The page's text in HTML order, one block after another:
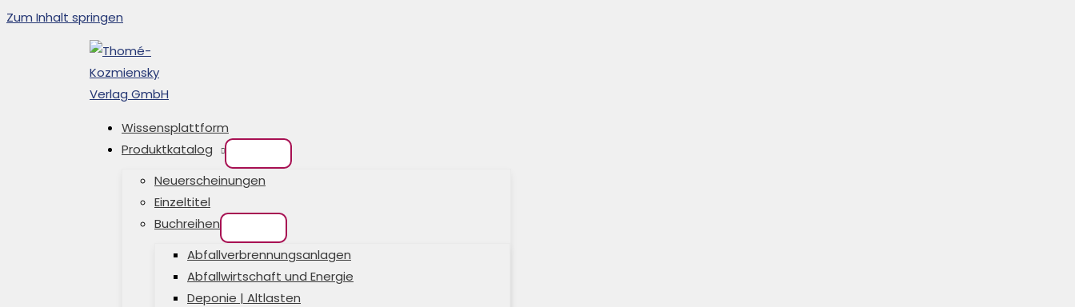
Zum Inhalt springen
Wissensplattform
Produktkatalog
Neuerscheinungen
Einzeltitel
Buchreihen
Abfallverbrennungsanlagen
Abfallwirtschaft und Energie
Deponie | Altlasten